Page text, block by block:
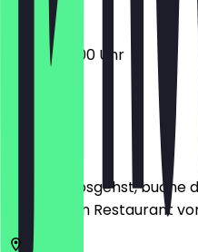
05:00 - 19:00 Uhr
Bevor du losgehst,
zeige ihn im Restaurant